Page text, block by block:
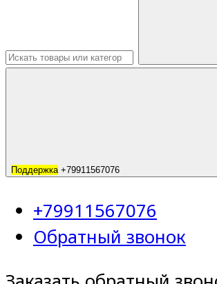
Поддержка+79911567076
+79911567076
Обратный звонок